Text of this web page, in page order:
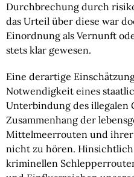
Durchbrechung durch
das Urteil über diese war
Einordnung als Vernunft
stets klar gewesen.
Eine derartige
Notwendigkeit eines
Unterbindung des illegalen
Zusammenhang der
Mittelmeerrouten und
nicht zu hören.
kriminellen